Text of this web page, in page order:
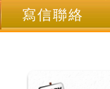
寫信聯絡